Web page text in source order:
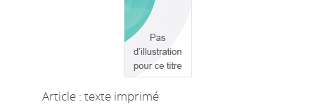
Article : texte imprimé